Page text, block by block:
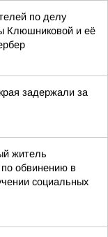
по делу
Клюшниковой и её
задержали за
житель
обвинению в
социальных